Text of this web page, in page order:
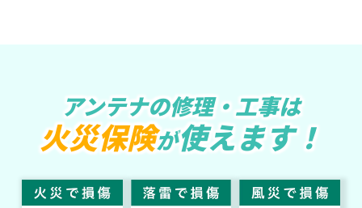
アンテナの修理・工事は
火災保険が使えます！